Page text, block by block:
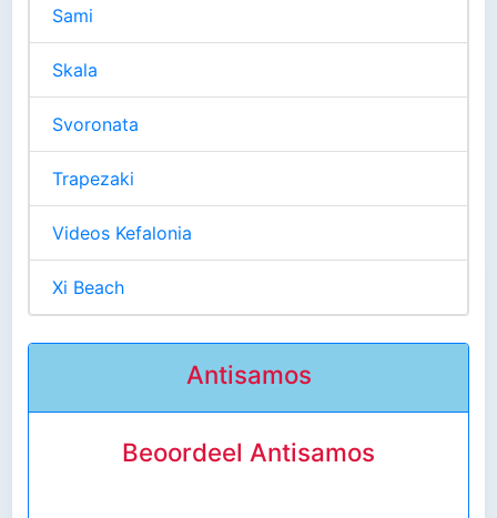
Sami
Skala
Svoronata
Trapezaki
Videos Kefalonia
Xi Beach
Antisamos
Beoordeel Antisamos